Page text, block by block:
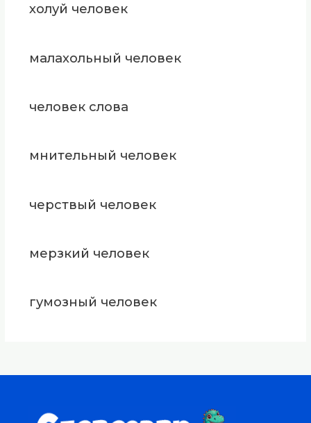
холуй человек
малахольный человек
человек слова
мнительный человек
черствый человек
мерзкий человек
гумозный человек